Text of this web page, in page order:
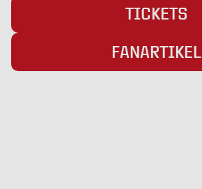
TICKETS
FANARTIKEL